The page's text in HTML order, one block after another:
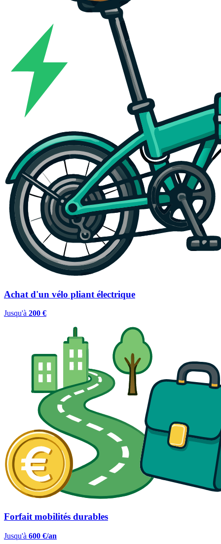
Achat d'un vélo pliant électrique
Jusqu'à 200 €
Forfait mobilités durables
Jusqu'à 600 €/an